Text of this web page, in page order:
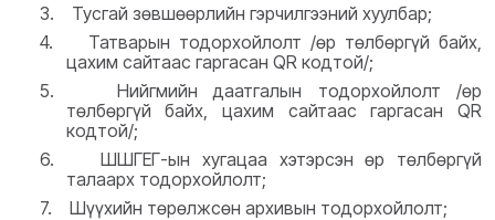
3.
Тусгай зөвшөөрлийн гэрчилгээний хуулбар;
4.
Татварын тодорхойлолт /өр төлбөргүй байх,
цахим сайтаас гаргасан QR кодтой/;
5.
Нийгмийн даатгалын тодорхойлолт /өр
төлбөргүй байх, цахим сайтаас гаргасан QR
кодтой/;
6.
ШШГЕГ-ын хугацаа хэтэрсэн өр төлбөргүй
талаарх тодорхойлолт;
7.
Шүүхийн төрөлжсөн архивын тодорхойлолт;